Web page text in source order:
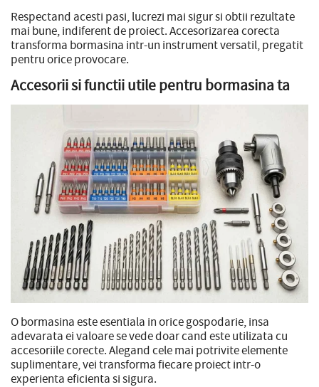
Respectand acesti pasi, lucrezi mai sigur si obtii rezultate
mai bune, indiferent de proiect. Accesorizarea corecta
transforma bormasina intr-un instrument versatil, pregatit
pentru orice provocare.
Accesorii si functii utile pentru bormasina ta
O bormasina este esentiala in orice gospodarie, insa
adevarata ei valoare se vede doar cand este utilizata cu
accesoriile corecte. Alegand cele mai potrivite elemente
suplimentare, vei transforma fiecare proiect intr-o
experienta eficienta si sigura.